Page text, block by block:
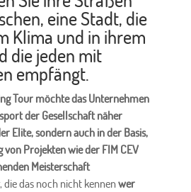
eine Stadt, die
Klima und in ihrem
die jeden mit
empfängt.
Tour möchte das Unternehmen
der Gesellschaft näher
Elite, sondern auch in der Basis,
Projekten wie der FIM CEV
Meisterschaft
das noch nicht kennenwer